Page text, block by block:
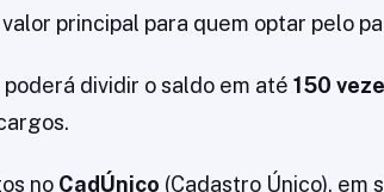
principal para quem optar pelo
dividir o saldo em até 150
no CadÚnico (Cadastro Único), em